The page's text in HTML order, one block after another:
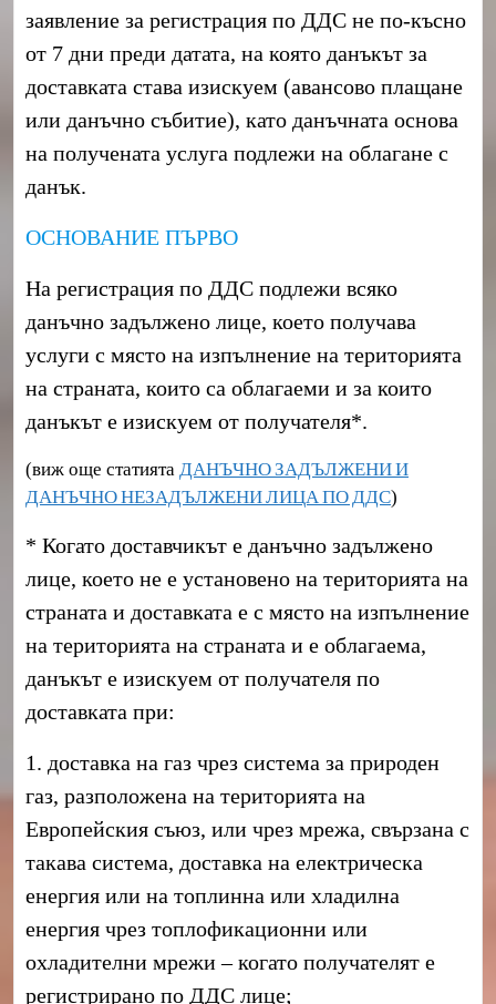
заявление за регистрация по ДДС не по-късно
от 7 дни преди датата, на която данъкът за
доставката става изискуем (авансово плащане
или данъчно събитие), като данъчната основа
на получената услуга подлежи на облагане с
данък.
ОСНОВАНИЕ ПЪРВО
На регистрация по ДДС подлежи всяко
данъчно задължено лице, което получава
услуги с място на изпълнение на територията
на страната, които са облагаеми и за които
данъкът е изискуем от получателя*.
(виж още статията ДАНЪЧНО ЗАДЪЛЖЕНИ И
ДАНЪЧНО НЕЗАДЪЛЖЕНИ ЛИЦА ПО ДДС)
* Когато доставчикът е данъчно задължено
лице, което не е установено на територията на
страната и доставката е с място на изпълнение
на територията на страната и е облагаема,
данъкът е изискуем от получателя по
доставката при:
1. доставка на газ чрез система за природен
газ, разположена на територията на
Европейския съюз, или чрез мрежа, свързана с
такава система, доставка на електрическа
енергия или на топлинна или хладилна
енергия чрез топлофикационни или
охладителни мрежи – когато получателят е
регистрирано по ДДС лице;